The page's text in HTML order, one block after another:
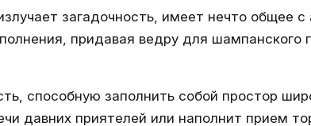
загадочность, имеет нечто общее
придавая ведру для шампанского
способную заполнить собой простор
давних приятелей или наполнит прием